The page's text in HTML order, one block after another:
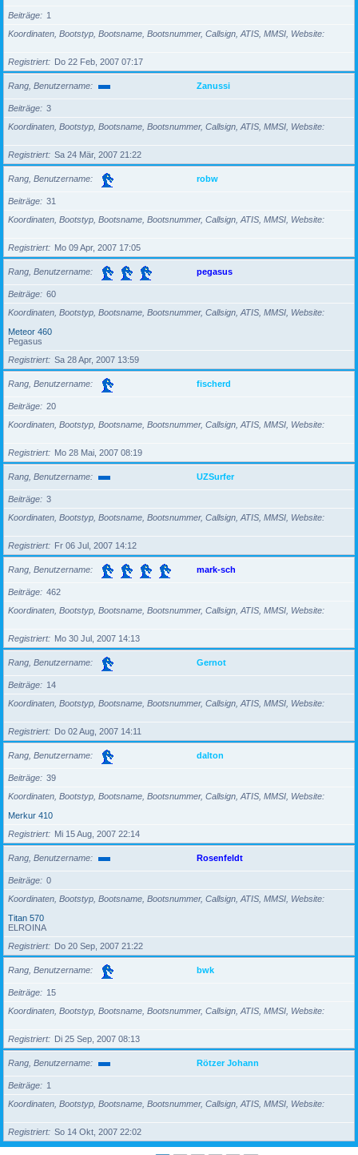
Beiträge
1
Koordinaten, Bootstyp, Bootsname, Bootsnummer, Callsign, ATIS, MMSI, Website
Registriert Do 22 Feb, 2007 07:17
Rang, Benutzername Zanussi
Beiträge
3
Koordinaten, Bootstyp, Bootsname, Bootsnummer, Callsign, ATIS, MMSI, Website
Registriert Sa 24 Mär, 2007 21:22
Rang, Benutzername robw
Beiträge
31
Koordinaten, Bootstyp, Bootsname, Bootsnummer, Callsign, ATIS, MMSI, Website
Registriert Mo 09 Apr, 2007 17:05
Rang, Benutzername pegasus
Beiträge
60
Koordinaten, Bootstyp, Bootsname, Bootsnummer, Callsign, ATIS, MMSI, Website
Meteor 460
Pegasus
Registriert
Sa 28 Apr, 2007 13:59
Rang, Benutzername fischerd
Beiträge
20
Koordinaten, Bootstyp, Bootsname, Bootsnummer, Callsign, ATIS, MMSI, Website
Registriert Mo 28 Mai, 2007 08:19
Rang, Benutzername UZSurfer
Beiträge
3
Koordinaten, Bootstyp, Bootsname, Bootsnummer, Callsign, ATIS, MMSI, Website
Registriert Fr 06 Jul, 2007 14:12
Rang, Benutzername mark-sch
Beiträge
462
Koordinaten, Bootstyp, Bootsname, Bootsnummer, Callsign, ATIS, MMSI, Website
Registriert Mo 30 Jul, 2007 14:13
Rang, Benutzername Gernot
Beiträge
14
Koordinaten, Bootstyp, Bootsname, Bootsnummer, Callsign, ATIS, MMSI, Website
Registriert Do 02 Aug, 2007 14:11
Rang, Benutzername dalton
Beiträge
39
Koordinaten, Bootstyp, Bootsname, Bootsnummer, Callsign, ATIS, MMSI, Website
Merkur 410
Registriert
Mi 15 Aug, 2007 22:14
Rang, Benutzername Rosenfeldt
Beiträge
0
Koordinaten, Bootstyp, Bootsname, Bootsnummer, Callsign, ATIS, MMSI, Website
Titan 570
ELROINA
Registriert
Do 20 Sep, 2007 21:22
Rang, Benutzername bwk
Beiträge
15
Koordinaten, Bootstyp, Bootsname, Bootsnummer, Callsign, ATIS, MMSI, Website
Registriert Di 25 Sep, 2007 08:13
Rang, Benutzername Rötzer Johann
Beiträge
1
Koordinaten, Bootstyp, Bootsname, Bootsnummer, Callsign, ATIS, MMSI, Website
Registriert So 14 Okt, 2007 22:02